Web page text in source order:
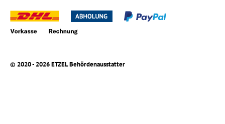
© 2020 - 2026 ETZEL Behördenausstatter